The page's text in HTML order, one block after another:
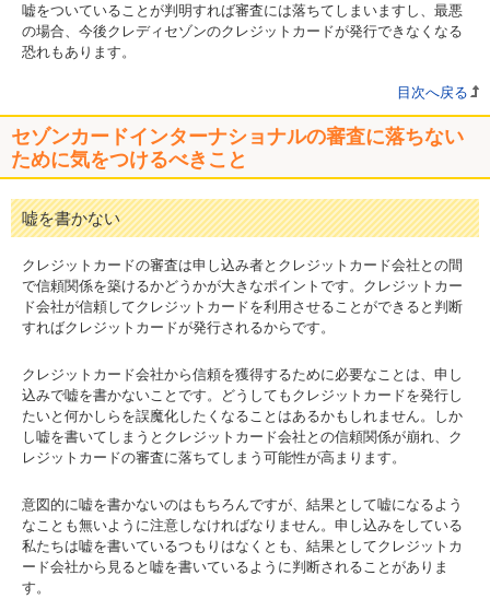
嘘をついていることが判明すれば審査には落ちてしまいますし、最悪
の場合、今後クレディセゾンのクレジットカードが発行できなくなる
恐れもあります。
目次へ戻る
セゾンカードインターナショナルの審査に落ちない
ために気をつけるべきこと
嘘を書かない
クレジットカードの審査は申し込み者とクレジットカード会社との間
で信頼関係を築けるかどうかが大きなポイントです。クレジットカー
ド会社が信頼してクレジットカードを利用させることができると判断
すればクレジットカードが発行されるからです。
クレジットカード会社から信頼を獲得するために必要なことは、申し
込みで嘘を書かないことです。どうしてもクレジットカードを発行し
たいと何かしらを誤魔化したくなることはあるかもしれません。しか
し嘘を書いてしまうとクレジットカード会社との信頼関係が崩れ、ク
レジットカードの審査に落ちてしまう可能性が高まります。
意図的に嘘を書かないのはもちろんですが、結果として嘘になるよう
なことも無いように注意しなければなりません。申し込みをしている
私たちは嘘を書いているつもりはなくとも、結果としてクレジットカ
ード会社から見ると嘘を書いているように判断されることがありま
す。